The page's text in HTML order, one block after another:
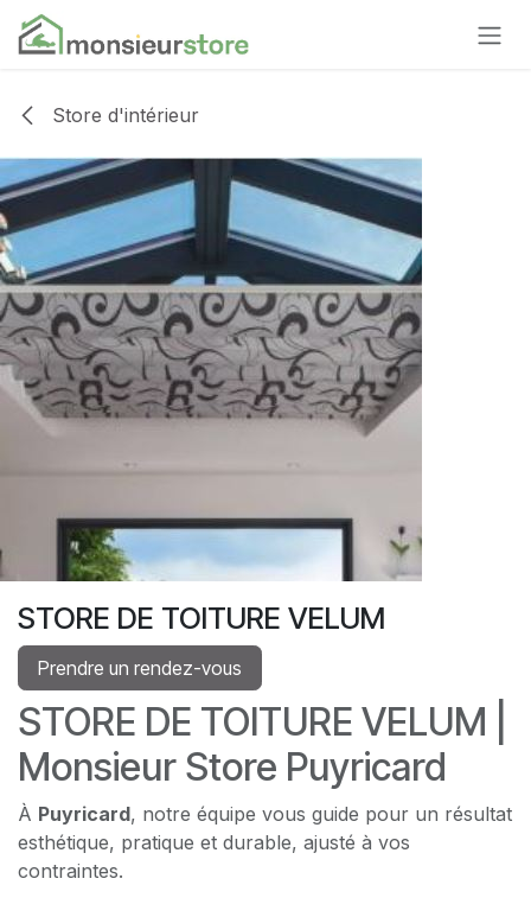
Se rendre au contenu
Store d'intérieur
STORE DE TOITURE VELUM
Prendre un rendez-vous
STORE DE TOITURE VELUM |
Monsieur Store Puyricard
À Puyricard, notre équipe vous guide pour un résultat
esthétique, pratique et durable, ajusté à vos
contraintes.